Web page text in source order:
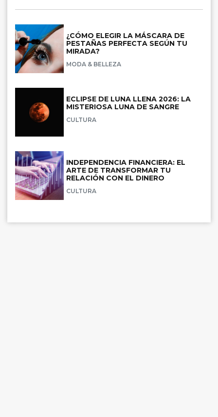
¿CÓMO ELEGIR LA MÁSCARA DE
PESTAÑAS PERFECTA SEGÚN TU
MIRADA?
MODA & BELLEZA
ECLIPSE DE LUNA LLENA 2026: LA
MISTERIOSA LUNA DE SANGRE
CULTURA
INDEPENDENCIA FINANCIERA: EL
ARTE DE TRANSFORMAR TU
RELACIÓN CON EL DINERO
CULTURA